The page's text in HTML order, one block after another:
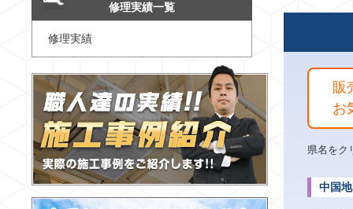
販
お
県名をク
中国
修理実績一覧
修理実績